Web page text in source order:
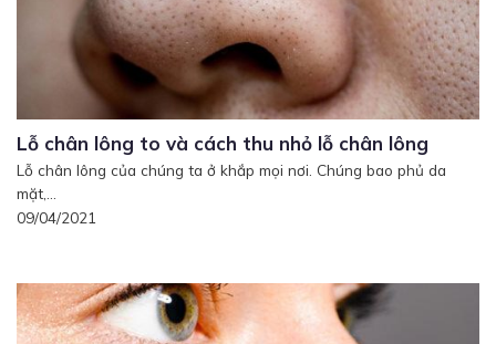
Lỗ chân lông to và cách thu nhỏ lỗ chân lông
Lỗ chân lông của chúng ta ở khắp mọi nơi. Chúng bao phủ da
mặt,...
09/04/2021